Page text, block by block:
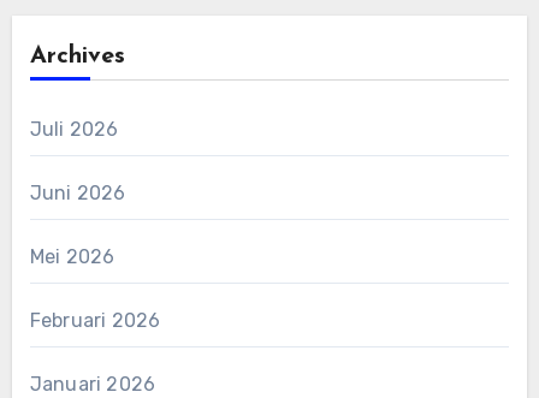
Archives
Juli 2026
Juni 2026
Mei 2026
Februari 2026
Januari 2026